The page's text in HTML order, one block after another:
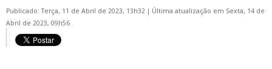
Publicado: Terça, 11 de Abril de 2023, 13h32 | Última atualização em Sexta, 14 de
Abril de 2023, 09h56